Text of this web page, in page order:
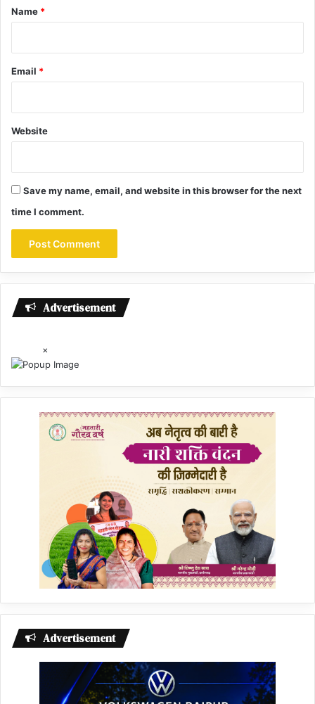
*
Name *
Email *
Website
Save my name, email, and website in this browser for the next
time I comment.
Advertisement
×
Advertisement